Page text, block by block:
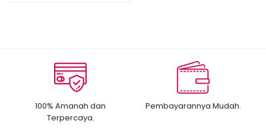
100% Amanah dan
Terpercaya.
Pembayarannya Mudah.